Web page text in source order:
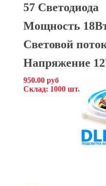
57 Светодиода
Мощность
Световой
Напряжение
950.00 руб
Склад: 1000 шт.